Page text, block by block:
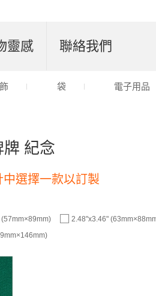
牌 紀念
選擇一款以訂製
2.48"x3.46"
靈感 聯絡我們
袋 電子用品